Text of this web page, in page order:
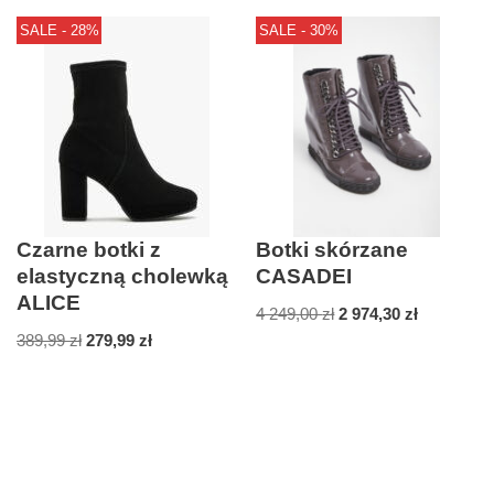
SALE - 28%
Czarne botki z
elastyczną cholewką
ALICE
389,99zł 279,99 zł
SALE - 30%
Botki skórzane
CASADEI
4 249,00zł 2 974,30zł